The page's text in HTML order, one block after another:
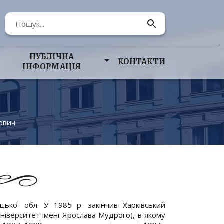
ПУБЛІЧНА
ІНФОРМАЦІЯ
КОНТАКТИ
обл. У 1985 р. закінчив Харківський
імені Ярослава Мудрого), в якому